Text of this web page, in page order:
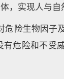
，实现人与自
险生物因子
危险和不受